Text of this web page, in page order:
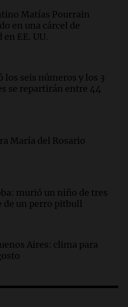
espera a León XIV con el
de Juan Pablo II: "Te
la mirada"
para los
astronomía
de Irlanda
hinchas argentinos
al país tras conflicto
asisten a senderista
tobillo en refugio Doña
Matías Pourrain
en una cárcel de
EE. UU.
los seis números y los 3
se repartirán entre 44
María del Rosario
murió un niño de tres
de un perro pitbull
Aires: clima para